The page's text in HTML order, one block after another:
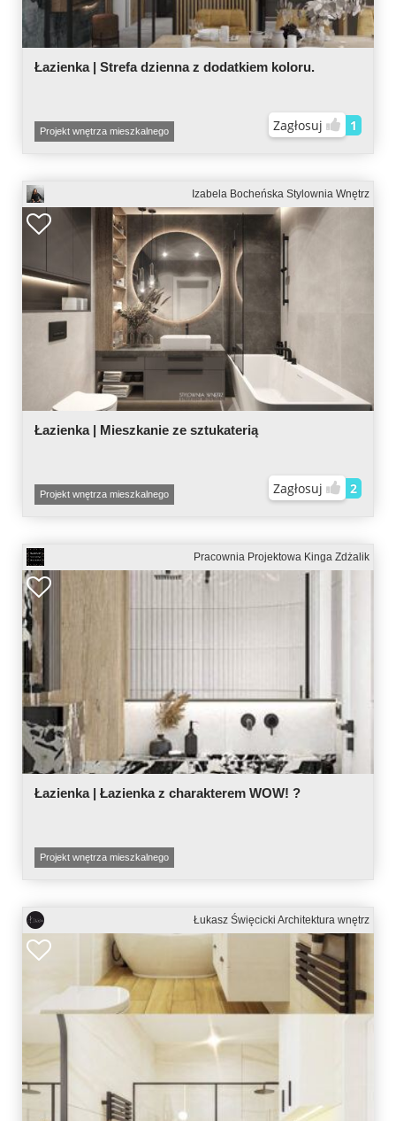
Łazienka | Strefa dzienna z dodatkiem koloru.
Projekt wnętrza mieszkalnego Zagłosuj 1
Izabela Bocheńska Stylownia Wnętrz
Łazienka | Mieszkanie ze sztukaterią
Projekt wnętrza mieszkalnego Zagłosuj 2
Pracownia Projektowa Kinga Zdżalik
Łazienka | Łazienka z charakterem WOW! ?
Projekt wnętrza mieszkalnego
Łukasz Święcicki Architektura wnętrz